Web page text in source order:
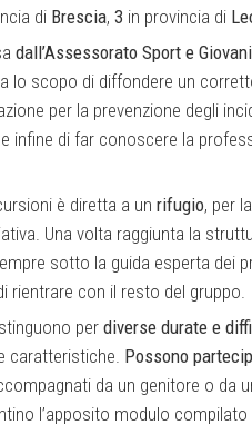
di Brescia, 3 in provincia di
dall’Assessorato Sport e
lo scopo di diffondere un
per la prevenzione degli
infine di far conoscere la
è diretta a un rifugio, per
Una volta raggiunta la
sotto la guida esperta dei
rientrare con il resto del gruppo.
per diverse durate e
caratteristiche. Possono
da un genitore o da
l’apposito modulo